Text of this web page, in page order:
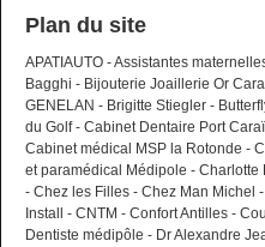
Plan du site
APATIAUTO -Assistantes
Bagghi - Bijouterie Joaillerie Or
GENELAN - Brigitte Stiegler -
du Golf- Cabinet Dentaire Port
Cabinet médical MSP la Rotonde -
et paramédical Médipole - Charlotte
- Chez les Filles - Chez Man Michel -
Install
- CNTM - Confort Antilles -
Dentiste médipôle - Dr Alexandre